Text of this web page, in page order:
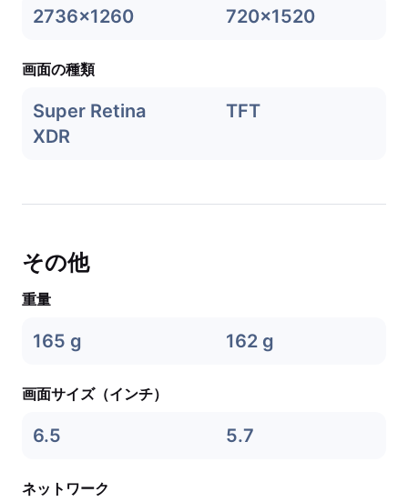
2736x1260 720x1520
画面の種類
Super Retina
XDR
TFT
その他
重量
165 g 162 g
画面サイズ（インチ）
6.5 5.7
ネットワーク